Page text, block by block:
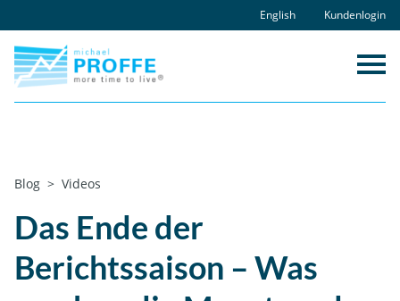
English Kundenlogin
Home
Blog Videos
Das Ende der
Berichtssaison – Was